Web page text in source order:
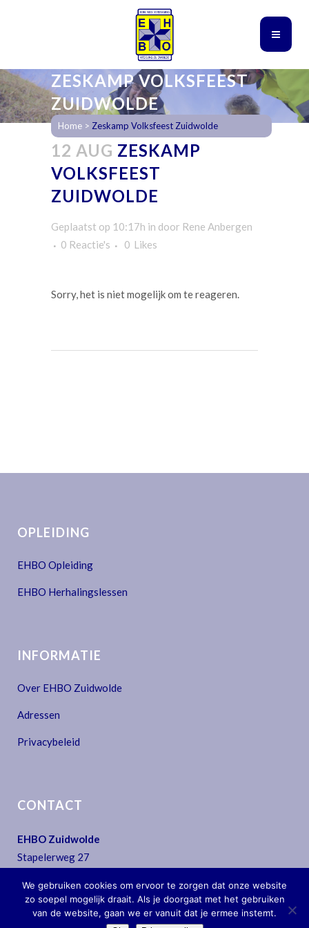
ZESKAMP VOLKSFEEST
ZUIDWOLDE
Home > Zeskamp Volksfeest Zuidwolde
12 AUG ZESKAMP
VOLKSFEEST
ZUIDWOLDE
Geplaatst op 10:17h in door Rene Anbergen
0 Reactie's
0 Likes
Sorry, het is niet mogelijk om te reageren.
OPLEIDING
EHBO Opleiding
EHBO Herhalingslessen
INFORMATIE
Over EHBO Zuidwolde
Adressen
Privacybeleid
CONTACT
EHBO Zuidwolde
Stapelerweg 27
T:0522 - 44 30 07
secretariaat@ehbo-zuidwolde.nl
We gebruiken cookies om ervoor te zorgen dat onze website
zo soepel mogelijk draait. Als je doorgaat met het gebruiken
van de website, gaan we er vanuit dat je ermee instemt.